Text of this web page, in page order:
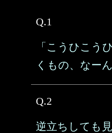
Q.1
「こうひこう
くもの、なー
Q.2
逆立ちしても